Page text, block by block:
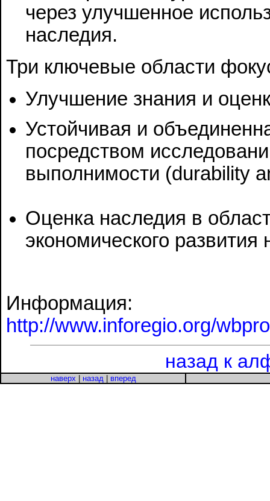
через улучшенное
наследия.
Три ключевые области
Улучшение знания и
Устойчивая и
посредством
выполнимости (durability
Оценка наследия в
экономического
Информация:
http://www.inforegio.org/
назад к
наверх назад| вперед